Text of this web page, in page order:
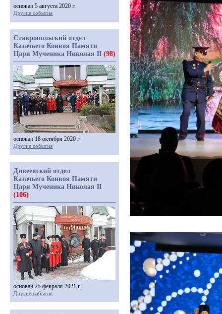
основан 5 августа 2020 г.
Другие события
Ставропольский отдел
Казачьего Конвоя Памяти
Царя Мученика Николая II (98)
основан 18 октября 2020 г.
Другие события
Дивеевский отдел
Казачьего Конвоя Памяти
Царя Мученика Николая II
(106)
основан 25 февраля 2021 г.
Другие события